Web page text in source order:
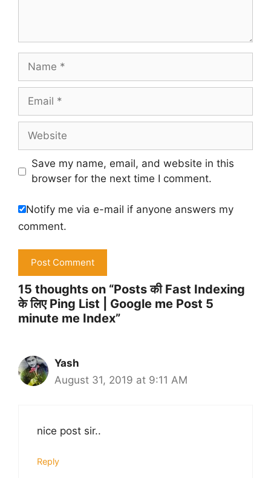
Name
Email
Website
Save my name, email, and website in this
browser for the next time I comment.
Notify me via e-mail if anyone answers my
comment.
15 thoughts on “Posts की Fast Indexing
के लिए Ping List | Google me Post 5
minute me Index”
Yash
August 31, 2019 at 9:11 AM
nice post sir..
Reply